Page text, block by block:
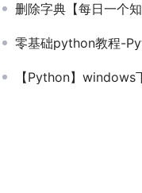
删除字典【每日一个
零基础python教程-
【Python】windows